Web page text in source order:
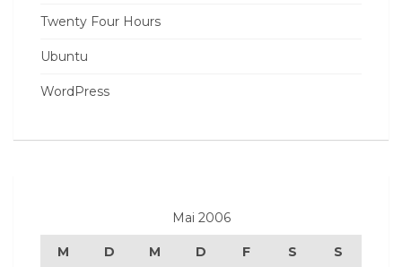
Twenty Four Hours
Ubuntu
WordPress
Mai 2006
M D M D F S S